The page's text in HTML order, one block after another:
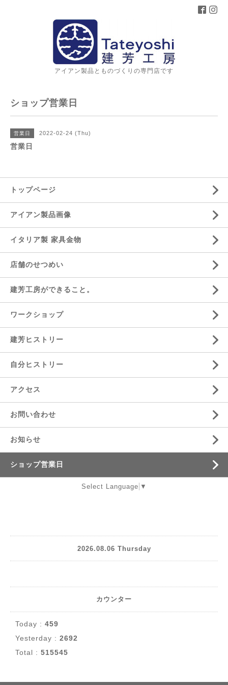
アイアン製品とものづくりの専門店です
ショップ営業日
営業日 2022-02-24 (Thu)
営業日
トップページ
アイアン製品画像
イタリア製 家具金物
店舗のせつめい
建芳工房ができること。
ワークショップ
建芳ヒストリー
自分ヒストリー
アクセス
お問い合わせ
お知らせ
ショップ営業日
Select Language ▼
2026.08.06 Thursday
カウンター
Today : 459
Yesterday : 2692
Total : 515545